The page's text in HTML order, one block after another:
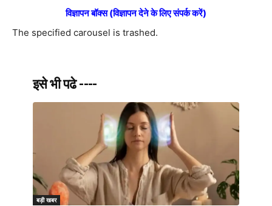
विज्ञापन बॉक्स (विज्ञापन देने के लिए संपर्क करें)
The specified carousel is trashed.
इसे भी पढे ----
बड़ी खबर